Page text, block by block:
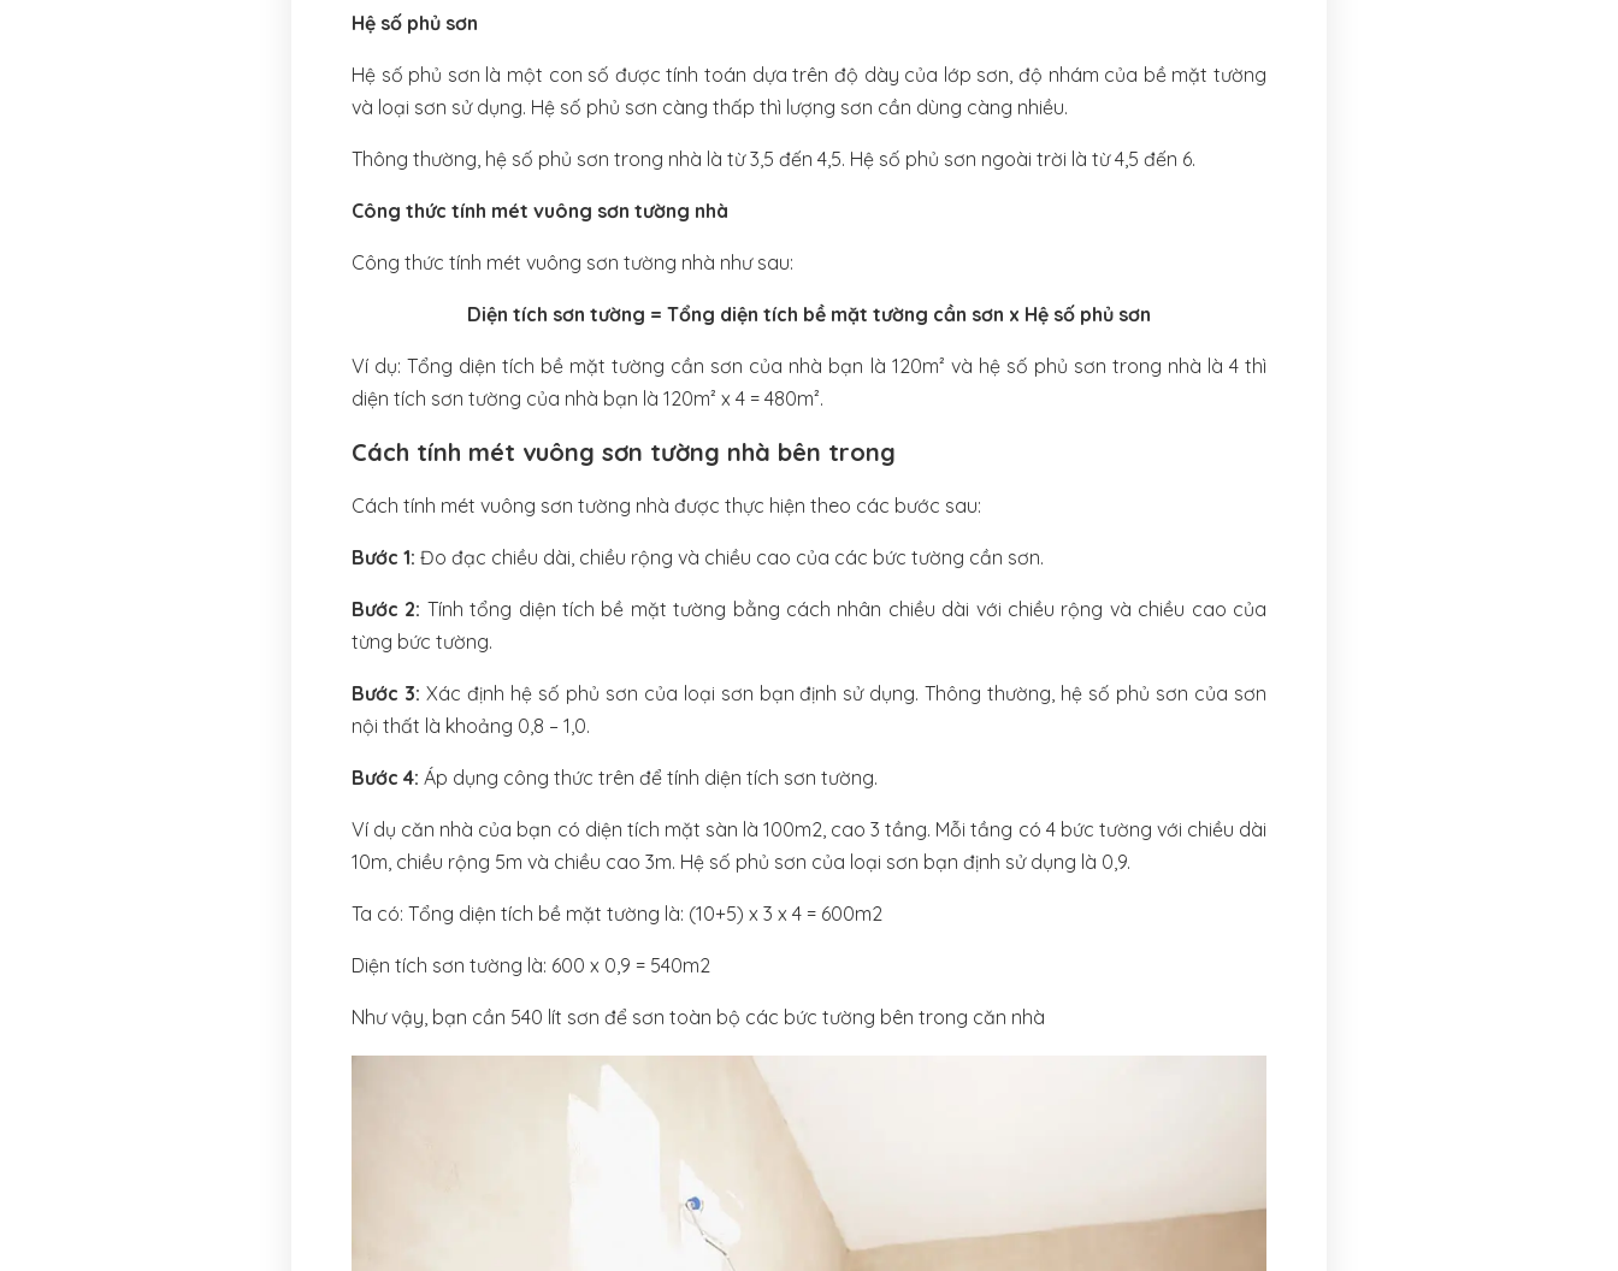
Hệ số phủ sơn
Hệ số phủ sơn là một con số được tính toán dựa trên độ dày của lớp sơn, độ nhám của bề mặt tường
và loại sơn sử dụng. Hệ số phủ sơn càng thấp thì lượng sơn cần dùng càng nhiều.
Thông thường, hệ số phủ sơn trong nhà là từ 3,5 đến 4,5. Hệ số phủ sơn ngoài trời là từ 4,5 đến 6.
Công thức tính mét vuông sơn tường nhà
Công thức tính mét vuông sơn tường nhà như sau:
Diện tích sơn tường = Tổng diện tích bề mặt tường cần sơn x Hệ số phủ sơn
Ví dụ: Tổng diện tích bề mặt tường cần sơn của nhà bạn là 120m² và hệ số phủ sơn trong nhà là 4 thì
diện tích sơn tường của nhà bạn là 120m² x 4 = 480m².
Cách tính mét vuông sơn tường nhà bên trong
Cách tính mét vuông sơn tường nhà được thực hiện theo các bước sau:
Bước 1: Đo đạc chiều dài, chiều rộng và chiều cao của các bức tường cần sơn.
Bước 2: Tính tổng diện tích bề mặt tường bằng cách nhân chiều dài với chiều rộng và chiều cao của
từng bức tường.
Bước 3: Xác định hệ số phủ sơn của loại sơn bạn định sử dụng. Thông thường, hệ số phủ sơn của sơn
nội thất là khoảng 0,8 – 1,0.
Bước 4: Áp dụng công thức trên để tính diện tích sơn tường.
Ví dụ căn nhà của bạn có diện tích mặt sàn là 100m2, cao 3 tầng. Mỗi tầng có 4 bức tường với chiều dài
10m, chiều rộng 5m và chiều cao 3m. Hệ số phủ sơn của loại sơn bạn định sử dụng là 0,9.
Ta có: Tổng diện tích bề mặt tường là: (10+5) x 3 x 4 = 600m2
Diện tích sơn tường là: 600 x 0,9 = 540m2
Như vậy, bạn cần 540 lít sơn để sơn toàn bộ các bức tường bên trong căn nhà